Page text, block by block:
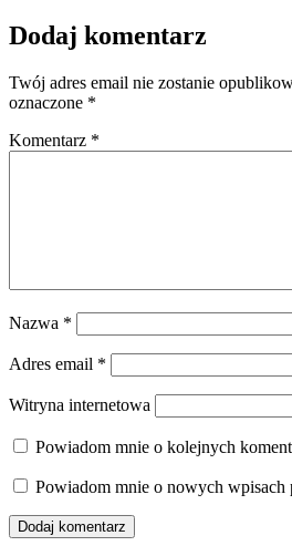
Dodaj komentarz
Twój adres email nie zostanie
oznaczone *
Komentarz *
Nazwa *
Adres email *
Witryna internetowa
Powiadom mnie o kolejnych
Powiadom mnie o nowych wpisach